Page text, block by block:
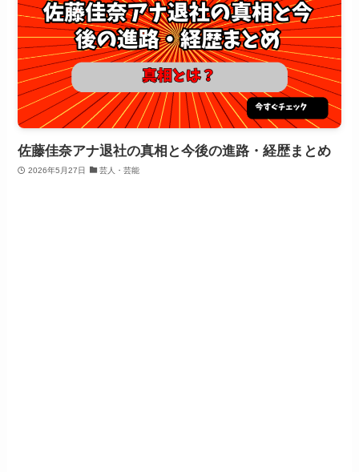
佐藤佳奈アナ退社の真相と今後の進路・経歴まとめ
2026年5月27日 芸人・芸能